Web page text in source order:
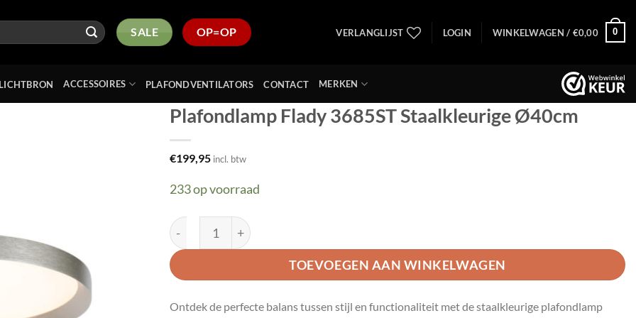
SALE OP=OP VERLANGLIJST LOGIN WINKELWAGEN / €0,00 0
LICHTBRON ACCESSOIRES PLAFONDVENTILATORS CONTACT MERKEN
Plafondlamp Flady 3685ST Staalkleurige Ø40cm
€199,95 incl. btw
233 op voorraad
Plafondlamp Flady 3685ST Staalkleurige Ø40cm aantal
TOEVOEGEN AAN WINKELWAGEN
Ontdek de perfecte balans tussen stijl en functionaliteit met de staalkleurige plafondlamp